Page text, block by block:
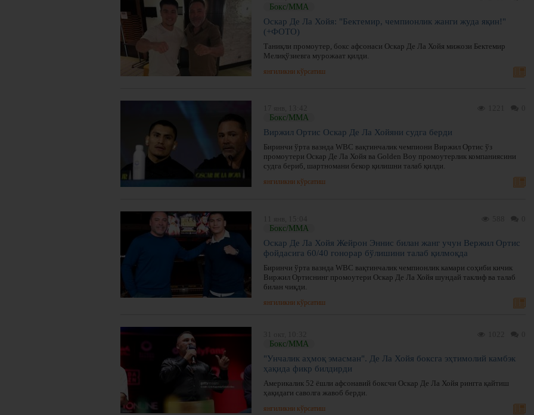
Бокс/ММА
Оскар Де Ла Хойя: "Бектемир, чемпионлик жанги жуда яқин!"
(+ФОТО)
Таниқли промоутер, бокс афсонаси Оскар Де Ла Хойя мижози Бектемир
Мелиқўзиевга мурожаат қилди.
янгиликни кўрсатиш
Бокс/ММА
Виржил Ортис Оскар Де Ла Хойяни судга берди
Биринчи ўрта вазнда WBC вақтинчалик чемпиони Виржил Ортис ўз
промоутери Оскар Де Ла Хойя ва Golden Boy промоутерлик компаниясини
судга бериб, шартномани бекор қилишни талаб қилди.
янгиликни кўрсатиш
Бокс/ММА
Оскар Де Ла Хойя Жейрон Эннис билан жанг учун Вержил Ортис
фойдасига 60/40 гонорар бўлишини талаб қилмоқда
Биринчи ўрта вазнда WBC вақтинчалик чемпионлик камари соҳиби кичик
Виржил Ортиснинг промоутери Оскар Де Ла Хойя шундай таклиф ва талаб
билан чиқди.
янгиликни кўрсатиш
Бокс/ММА
"Унчалик аҳмоқ эмасман". Де Ла Хойя боксга эҳтимолий камбэк
ҳақида фикр билдирди
Америкалик 52 ёшли афсонавий боксчи Оскар Де Ла Хойя рингга қайтиш
ҳақидаги саволга жавоб берди.
янгиликни кўрсатиш